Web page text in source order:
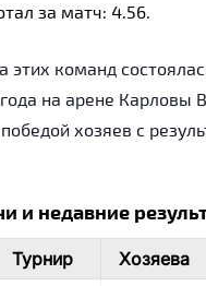
за матч: 4.56.
этих команд
на арене Карловы
хозяев с
и недавние
Турнир Хозяева